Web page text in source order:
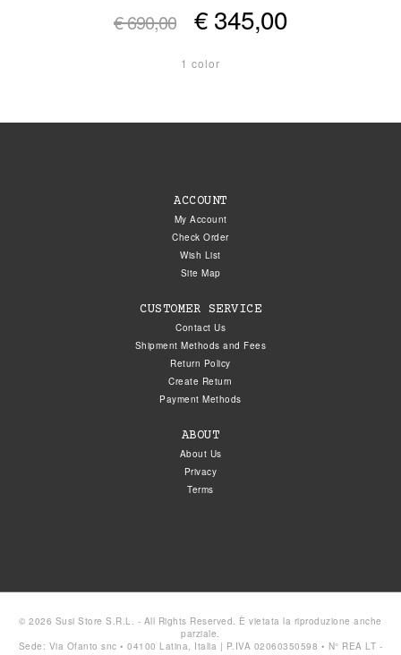
€ 690,00 € 345,00
1 color
ACCOUNT
My Account
Check Order
Wish List
Site Map
CUSTOMER SERVICE
Contact Us
Shipment Methods and Fees
Return Policy
Create Return
Payment Methods
ABOUT
About Us
Privacy
Terms
© 2026 Susi Store S.R.L. - All Rights Reserved. È vietata la riproduzione anche
parziale.
Sede: Via Ofanto snc • 04100 Latina, Italia | P.IVA 02060350598 • N° REA LT -